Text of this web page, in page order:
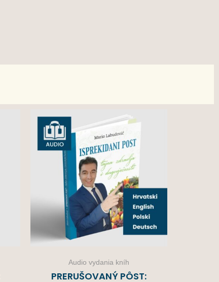
Audio vydania kníh
PRERUŠOVANÝ PÔST: